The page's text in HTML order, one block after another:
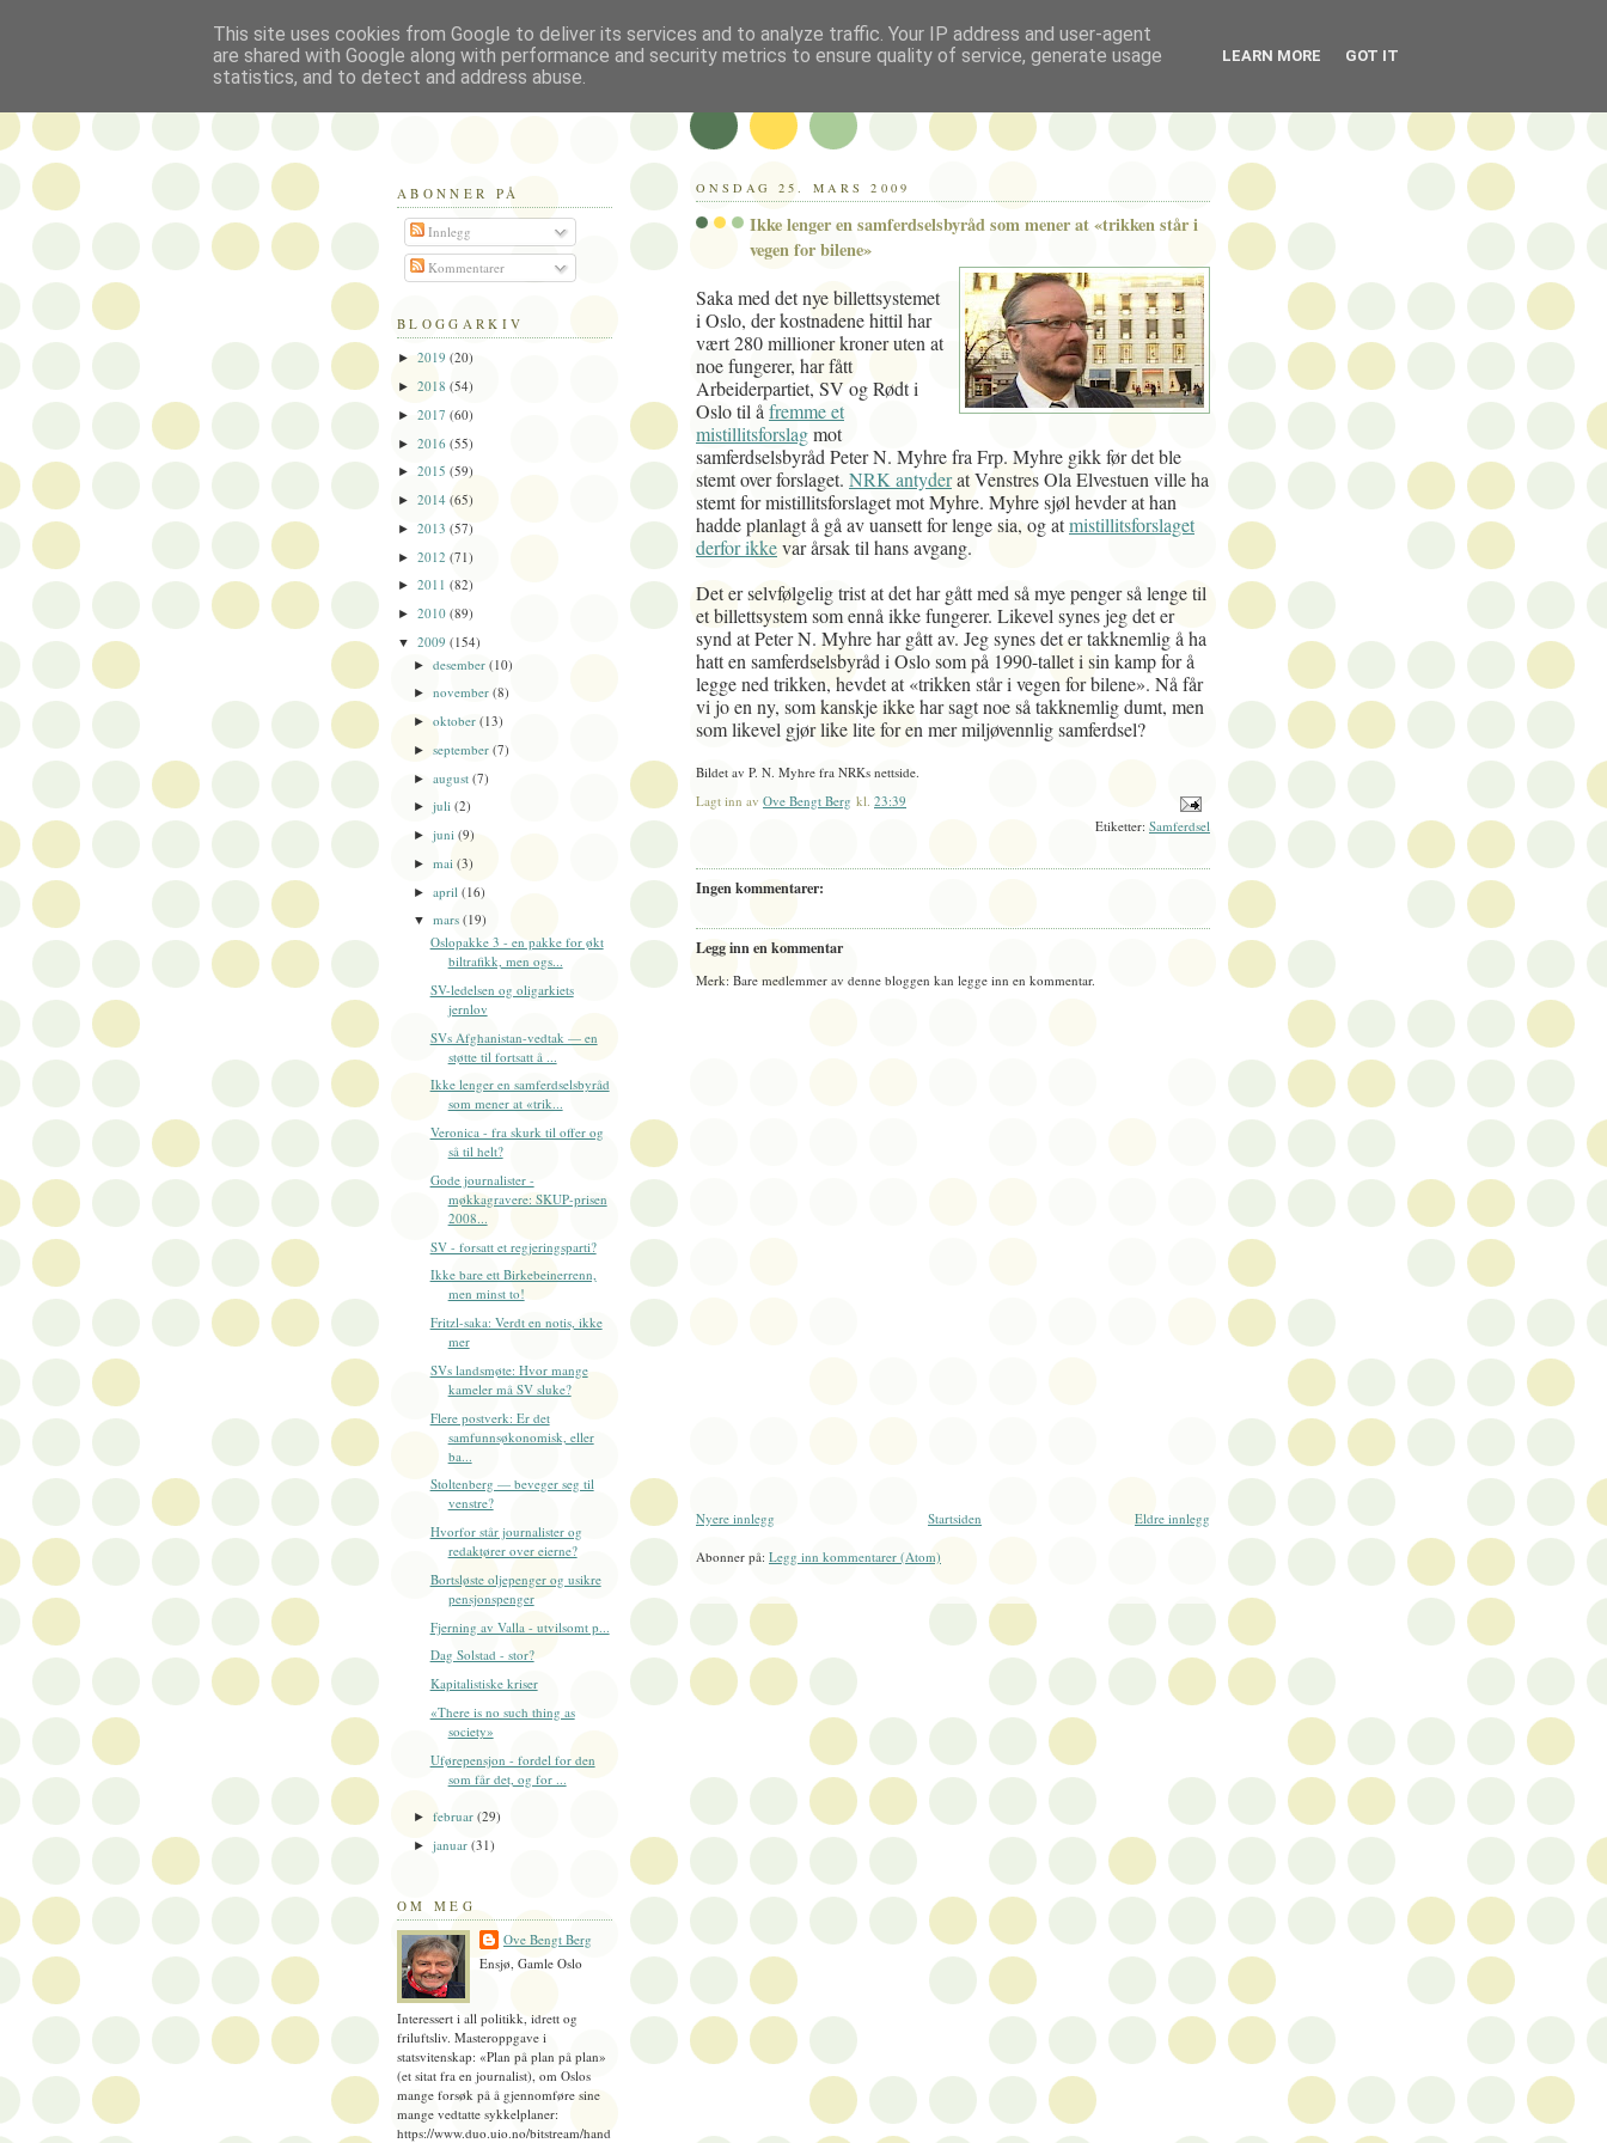
ONSDAG 25. MARS 2009
Ikke lenger en samferdselsbyråd som mener at «trikken står i
vegen for bilene»
Saka med det nye billettsystemet
i Oslo, der kostnadene hittil har
vært 280 millioner kroner uten at
noe fungerer, har fått
Arbeiderpartiet, SV og Rødt i
Oslo til å fremme et
mistillitsforslagmot
samferdselsbyråd Peter N. Myhre fra Frp. Myhre gikk før det ble
stemt over forslaget. NRK antyderat Venstres Ola Elvestuen ville ha
stemt for mistillitsforslaget mot Myhre. Myhre sjøl hevder at han
hadde planlagt å gå av uansett for lenge sia, og atmistillitsforslaget
derfor ikkevar årsak til hans avgang.
Det er selvfølgelig trist at det har gått med så mye penger så lenge til
et billettsystem som ennå ikke fungerer. Likevel synes jeg det er
synd at Peter N. Myhre har gått av. Jeg synes det er takknemlig å ha
hatt en samferdselsbyråd i Oslo som på 1990-tallet i sin kamp for å
legge ned trikken, hevdet at «trikken står i vegen for bilene». Nå får
vi jo en ny, som kanskje ikke har sagt noe så takknemlig dumt, men
som likevel gjør like lite for en mer miljøvennlig samferdsel?
Bildet av P. N. Myhre fra NRKs nettside.
Lagt inn av Ove Bengt Berg kl. 23:39
Etiketter: Samferdsel
Ingen kommentarer:
Legg inn en kommentar
Merk: Bare medlemmer av denne bloggen kan legge inn en kommentar.
Nyere innlegg Eldre innlegg
Startsiden
Abonner på: Legg inn kommentarer (Atom)
Politikus
ABONNER PÅ
Innlegg
Kommentarer
BLOGGARKIV
► 2019 (20)
► 2018 (54)
► 2017 (60)
► 2016 (55)
► 2015 (59)
► 2014 (65)
► 2013 (57)
► 2012 (71)
► 2011 (82)
► 2010 (89)
▼ 2009 (154)
►desember(10)
►november(8)
►oktober(13)
►september(7)
►august(7)
►juli(2)
►juni(9)
►mai(3)
►april(16)
▼mars(19)
Oslopakke 3 - en pakke for økt
biltrafikk, men ogs...
SV-ledelsen og oligarkiets
jernlov
SVs Afghanistan-vedtak — en
støtte til fortsatt å ...
Ikke lenger en samferdselsbyråd
som mener at «trik...
Veronica - fra skurk til offer og
så til helt?
Gode journalister -
møkkagravere: SKUP-prisen
2008...
SV - forsatt et regjeringsparti?
Ikke bare ett Birkebeinerrenn,
men minst to!
Fritzl-saka: Verdt en notis, ikke
mer
SVs landsmøte: Hvor mange
kameler må SV sluke?
Flere postverk: Er det
samfunnsøkonomisk, eller
ba...
Stoltenberg — beveger seg til
venstre?
Hvorfor står journalister og
redaktører over eierne?
Bortsløste oljepenger og usikre
pensjonspenger
Fjerning av Valla - utvilsomt p...
Dag Solstad - stor?
Kapitalistiske kriser
«There is no such thing as
society»
Uførepensjon - fordel for den
som får det, og for ...
►februar(29)
►januar(31)
OM MEG
Ove Bengt Berg
Ensjø, Gamle Oslo
Interessert i all politikk, idrett og
friluftsliv. Masteroppgave i
statsvitenskap: «Plan på plan på plan»
(et sitat fra en journalist), om Oslos
mange forsøk på å gjennomføre sine
mange vedtatte sykkelplaner:
https://www.duo.uio.no/bitstream/hand
This site uses cookies from Google to deliver its services and to analyze traffic. Your IP address and user-agent
are shared with Google along with performance and security metrics to ensure quality of service, generate usage
statistics, and to detect and address abuse.
LEARN MORE GOT IT